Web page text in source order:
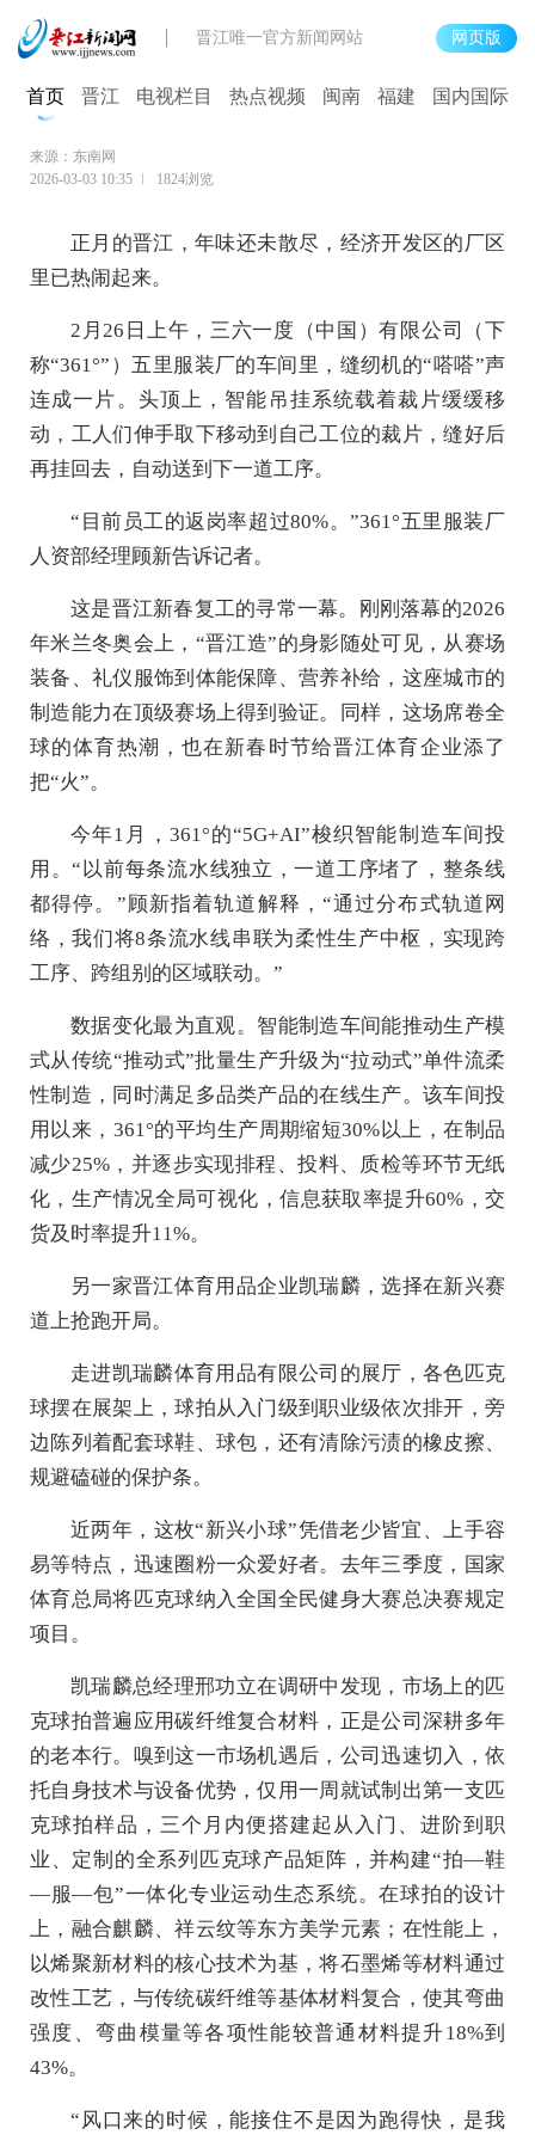
晋江唯一官方新闻网站 网页版
首页 晋江 电视栏目 热点视频 闽南 福建 国内国际
晋江“体育智造”开跑谋新局
来源：东南网
2026-03-03 10:35
1824浏览
正月的晋江，年味还未散尽，经济开发区的厂区
里已热闹起来。
2月26日上午，三六一度（中国）有限公司（下
称“361°”）五里服装厂的车间里，缝纫机的“嗒嗒”声
连成一片。头顶上，智能吊挂系统载着裁片缓缓移
动，工人们伸手取下移动到自己工位的裁片，缝好后
再挂回去，自动送到下一道工序。
“目前员工的返岗率超过80%。”361°五里服装厂
人资部经理顾新告诉记者。
这是晋江新春复工的寻常一幕。刚刚落幕的2026
年米兰冬奥会上，“晋江造”的身影随处可见，从赛场
装备、礼仪服饰到体能保障、营养补给，这座城市的
制造能力在顶级赛场上得到验证。同样，这场席卷全
球的体育热潮，也在新春时节给晋江体育企业添了
把“火”。
今年1月，361°的“5G+AI”梭织智能制造车间投
用。“以前每条流水线独立，一道工序堵了，整条线
都得停。”顾新指着轨道解释，“通过分布式轨道网
络，我们将8条流水线串联为柔性生产中枢，实现跨
工序、跨组别的区域联动。”
数据变化最为直观。智能制造车间能推动生产模
式从传统“推动式”批量生产升级为“拉动式”单件流柔
性制造，同时满足多品类产品的在线生产。该车间投
用以来，361°的平均生产周期缩短30%以上，在制品
减少25%，并逐步实现排程、投料、质检等环节无纸
化，生产情况全局可视化，信息获取率提升60%，交
货及时率提升11%。
另一家晋江体育用品企业凯瑞麟，选择在新兴赛
道上抢跑开局。
走进凯瑞麟体育用品有限公司的展厅，各色匹克
球摆在展架上，球拍从入门级到职业级依次排开，旁
边陈列着配套球鞋、球包，还有清除污渍的橡皮擦、
规避磕碰的保护条。
近两年，这枚“新兴小球”凭借老少皆宜、上手容
易等特点，迅速圈粉一众爱好者。去年三季度，国家
体育总局将匹克球纳入全国全民健身大赛总决赛规定
项目。
凯瑞麟总经理邢功立在调研中发现，市场上的匹
克球拍普遍应用碳纤维复合材料，正是公司深耕多年
的老本行。嗅到这一市场机遇后，公司迅速切入，依
托自身技术与设备优势，仅用一周就试制出第一支匹
克球拍样品，三个月内便搭建起从入门、进阶到职
业、定制的全系列匹克球产品矩阵，并构建“拍—鞋
—服—包”一体化专业运动生态系统。在球拍的设计
上，融合麒麟、祥云纹等东方美学元素；在性能上，
以烯聚新材料的核心技术为基，将石墨烯等材料通过
改性工艺，与传统碳纤维等基体材料复合，使其弯曲
强度、弯曲模量等各项性能较普通材料提升18%到
43%。
“风口来的时候，能接住不是因为跑得快，是我